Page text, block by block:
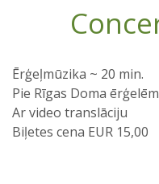
Ērģeļmūzika ~ 20 min.
Pie Rīgas Doma ērģelēm
Ar video translāciju
Biļetes cena EUR 15,00